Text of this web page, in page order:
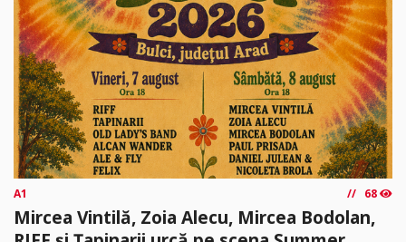
A1 68
Mircea Vintilă, Zoia Alecu, Mircea Bodolan,